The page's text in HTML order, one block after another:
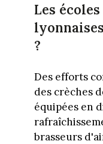
Les
?
Des efforts
des crèches
équipées en
brasseurs